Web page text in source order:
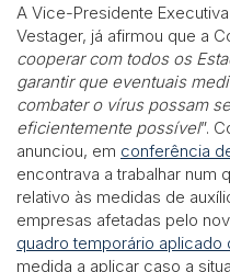
A Vice-Presidente
Vestager, já afirmou que a
cooperar com todos os
garantir que eventuais
combater o vírus possam
eficientemente possível”.
anunciou, em conferência
encontrava a trabalhar num
relativo às medidas de
empresas afetadas pelo
quadro temporário aplicado
medida a aplicar caso a